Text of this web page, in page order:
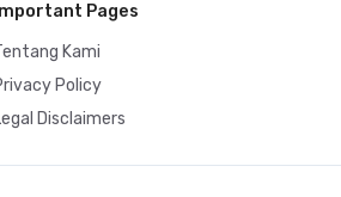
Important Pages
Kami
Policy
Disclaimers